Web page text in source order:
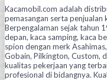
Kacamobil.com adalah
pemasangan serta
Berpengalaman sejak tahun
depan, kaca samping, kaca
spion dengan merk
Gobain, Pilkington, Custom,
kualitas pekerjaan yang
profesional di bidangnya.